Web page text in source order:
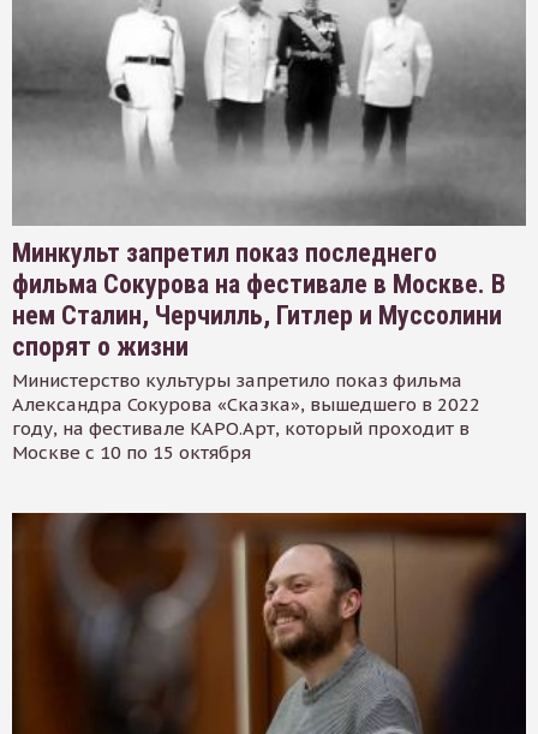
Минкульт запретил показ последнего
фильма Сокурова на фестивале в Москве. В
нем Сталин, Черчилль, Гитлер и Муссолини
спорят о жизни
Министерство культуры запретило показ фильма
Александра Сокурова «Сказка», вышедшего в 2022
году, на фестивале КАРО.Арт, который проходит в
Москве с 10 по 15 октября